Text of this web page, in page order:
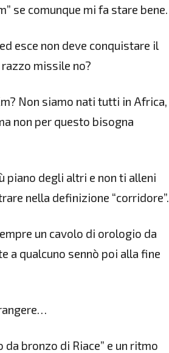
se comunque mi fa stare bene.
esce non deve conquistare il
missile no?
Non siamo nati tutti in Africa,
non per questo bisogna
piano degli altri e non ti alleni
nella definizione “corridore”.
un cavolo di orologio da
a qualcuno sennò poi alla fine
da bronzo di Riace” e un ritmo